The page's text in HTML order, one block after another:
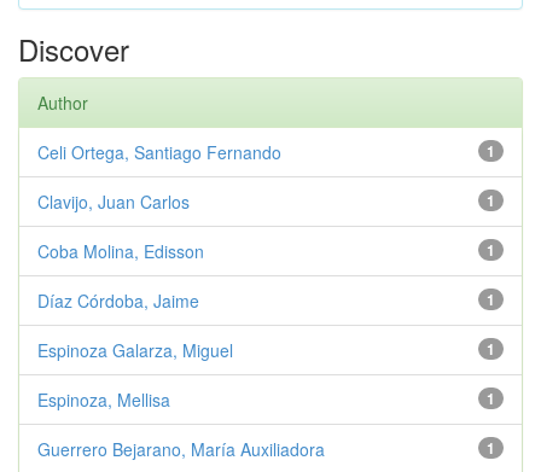
Discover
Author
1
Celi Ortega, Santiago Fernando
1
Clavijo, Juan Carlos
1
Coba Molina, Edisson
1
Díaz Córdoba, Jaime
1
Espinoza Galarza, Miguel
1
Espinoza, Mellisa
1
Guerrero Bejarano, María Auxiliadora